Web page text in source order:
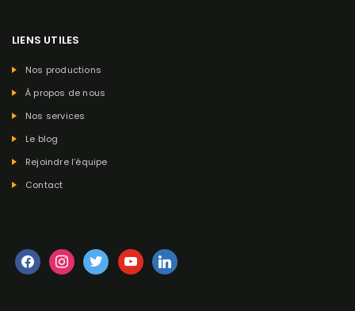
LIENS UTILES
Nos productions
À propos de nous
Nos services
Le blog
Rejoindre l’équipe
Contact
facebookinstagram
twitter youtubelinkedin